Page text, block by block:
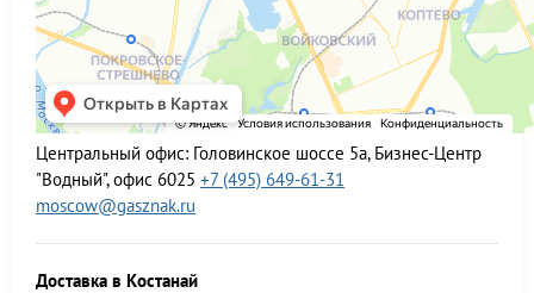
Центральный офис: Головинское шоссе 5а, Бизнес-Центр
"Водный", офис 6025 +7 (495) 649-61-31
moscow@gasznak.ru
Доставка в Костанай